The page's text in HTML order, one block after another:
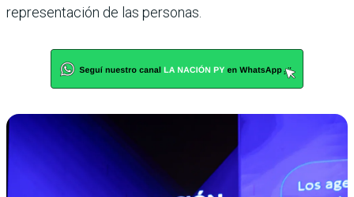
representación de las personas.